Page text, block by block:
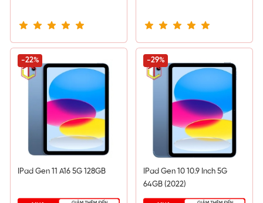
IPad Gen 11 A16 5G 128GB
-22%
IPad Gen 10 10.9 Inch 5G
64GB (2022)
-29%